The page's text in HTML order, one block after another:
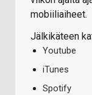
mobiiliaiheet.
Jälkikäteen
Youtube
iTunes
Spotify